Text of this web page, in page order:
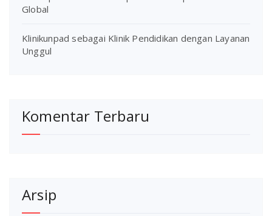
Global
Klinikunpad sebagai Klinik Pendidikan dengan Layanan
Unggul
Komentar Terbaru
Arsip